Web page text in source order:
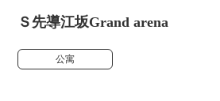
Ｓ先導江坂Grand arena
公寓